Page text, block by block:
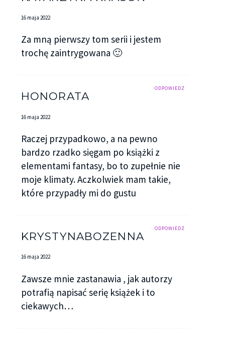
16 maja 2022
Za mną pierwszy tom serii i jestem
trochę zaintrygowana 🙂
ODPOWIEDZ
HONORATA
16 maja 2022
Raczej przypadkowo, a na pewno
bardzo rzadko sięgam po książki z
elementami fantasy, bo to zupełnie nie
moje klimaty. Aczkolwiek mam takie,
które przypadły mi do gustu
ODPOWIEDZ
KRYSTYNABOZENNA
16 maja 2022
Zawsze mnie zastanawia , jak autorzy
potrafią napisać serię książek i to
ciekawych…